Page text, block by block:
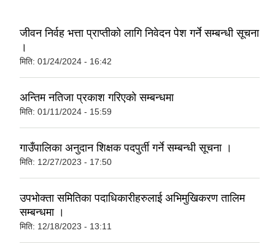
जीवन निर्वह भत्ता प्राप्तीको लागि निवेदन पेश गर्ने सम्बन्धी सूचना
।
मिति: 01/24/2024 - 16:42
अन्तिम नतिजा प्रकाश गरिएको सम्बन्धमा
मिति: 01/11/2024 - 15:59
गाउँपालिका अनुदान शिक्षक पदपुर्ती गर्ने सम्बन्धी सूचना ।
मिति: 12/27/2023 - 17:50
उपभोक्ता समितिका पदाधिकारीहरुलाई अभिमुखिकरण तालिम
सम्बन्धमा ।
मिति: 12/18/2023 - 13:11